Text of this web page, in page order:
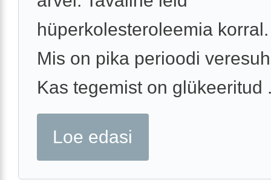
hüperkolesteroleemia korral.
Mis on pika perioodi
Kas tegemist on glükeeritud
Loe edasi